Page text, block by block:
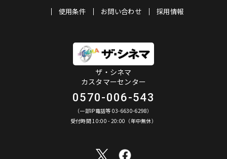
使用条件
お問い合わせ 採用情報
ザ・シネマ
カスタマーセンター
0570-006-543
（一部IP電話等 03-6630-6298）
受付時間 10:00 - 20:00（年中無休）